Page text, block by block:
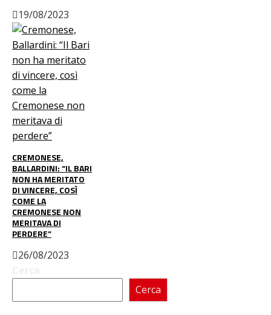
19/08/2023
CREMONESE,
BALLARDINI: “IL BARI
NON HA MERITATO
DI VINCERE, COSÌ
COME LA
CREMONESE NON
MERITAVA DI
PERDERE”
26/08/2023
Cerca